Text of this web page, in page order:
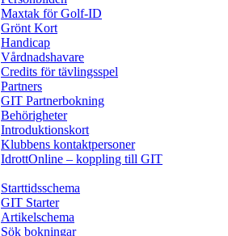
Maxtak för Golf-ID
Grönt Kort
Handicap
Vårdnadshavare
Credits för tävlingsspel
Partners
GIT Partnerbokning
Behörigheter
Introduktionskort
Klubbens kontaktpersoner
IdrottOnline – koppling till GIT
Starttidsschema
GIT Starter
Artikelschema
Sök bokningar